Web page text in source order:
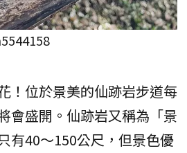
！位於景美的仙跡岩步道每
會盛開。仙跡岩又稱為「景
有40～150公尺，但景色優